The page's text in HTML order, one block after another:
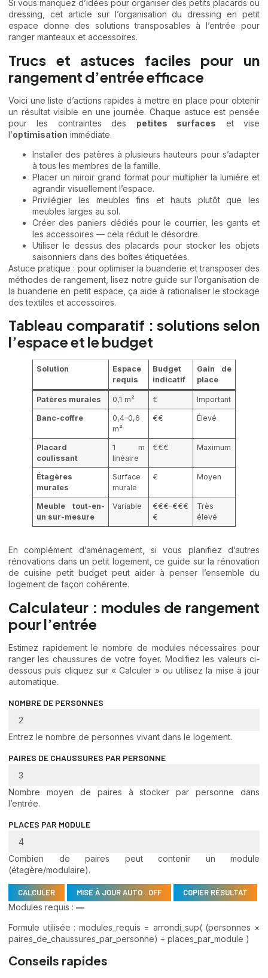
Si vous manquez d’idées pour organiser des petits placards ou
dressing, cet article sur l’organisation du dressing en petit
espace donne des solutions transposables à l’entrée pour
ranger manteaux et accessoires.
Trucs et astuces faciles pour un
rangement d’entrée efficace
Voici une liste d’actions rapides à mettre en place pour obtenir
un résultat visible en une journée. Chaque astuce est pensée
pour les contraintes des petites surfaces et vise
l’optimisation immédiate.
Installer des patères à plusieurs hauteurs pour s’adapter
à tous les membres de la famille.
Placer un miroir grand format pour multiplier la lumière et
agrandir visuellement l’espace.
Privilégier les meubles fins et hauts plutôt que les
meubles larges au sol.
Créer des paniers dédiés pour le courrier, les gants et
les accessoires — cela réduit le désordre.
Utiliser le dessus des placards pour stocker les objets
saisonniers dans des boîtes étiquetées.
Astuce pratique : pour optimiser la buanderie et transposer des
méthodes de rangement, lisez notre guide sur l’organisation de
la buanderie en petit espace , ça aide à rationaliser le stockage
des textiles et accessoires.
Tableau comparatif : solutions selon
l’espace et le budget
Solution
Espace
requis
Budget
indicatif
Gain de
place
Patères murales 0,1 m² € Important
Banc-coffre
0,4–0,6
m²
€€ Élevé
Placard
coulissant
1 m
linéaire
€€€ Maximum
Étagères
murales
Surface
murale
€ Moyen
Meuble tout-en-
un sur-mesure
Variable
€€€–€€€
€
Très
élevé
En complément d’aménagement, si vous planifiez d’autres
rénovations dans un petit logement, ce guide sur la rénovation
de cuisine petit budget peut aider à penser l’ensemble du
logement de façon cohérente.
Calculateur : modules de rangement
pour l’entrée
Estimez rapidement le nombre de modules nécessaires pour
ranger les chaussures de votre foyer. Modifiez les valeurs ci-
dessous puis cliquez sur « Calculer » ou utilisez la mise à jour
automatique.
NOMBRE DE PERSONNES
Entrez le nombre de personnes vivant dans le logement.
PAIRES DE CHAUSSURES PAR PERSONNE
Nombre moyen de paires à stocker par personne dans
l’entrée.
PLACES PAR MODULE
Combien de paires peut contenir un module
(étagère/modulaire).
CALCULER MISE À JOUR AUTO : OFF COPIER RÉSULTAT
Modules requis : —
Formule utilisée : modules_requis = arrondi_sup( (personnes ×
paires_de_chaussures_par_personne) ÷ places_par_module )
Conseils rapides